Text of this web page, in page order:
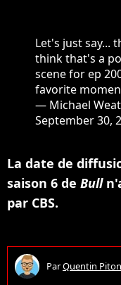
Let's just say...
think that's a
scene for ep
favorite
— Michael
September 30,
La date de
saison 6 de Bull
par CBS.
ParQuentin Piton